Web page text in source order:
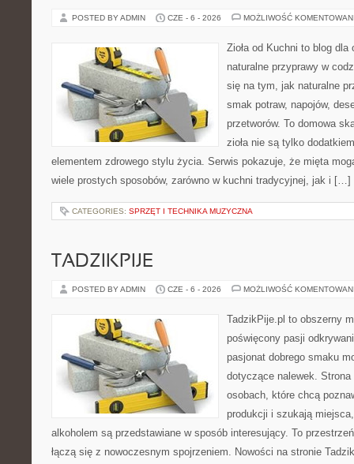
POSTED BY ADMIN CZE - 6 - 2026 MOŻLIWOŚĆ
Zioła od Kuchni to blog
naturalne przyprawy w
się na tym, jak naturalne
smak potraw, napojów,
przetworów. To domowa
zioła nie są tylko
elementem zdrowego stylu życia. Serwis pokazuje, że mięta
wiele prostych sposobów, zarówno w kuchni tradycyjnej, jak i […]
CATEGORIES: SPRZĘT I TECHNIKA MUZYCZNA
TADZIKPIJE
POSTED BY ADMIN CZE - 6 - 2026 MOŻLIWOŚĆ
TadzikPije.pl to obszerny
poświęcony pasji
pasjonat dobrego smaku
dotyczące nalewek.
osobach, które chcą
produkcji i szukają
alkoholem są przedstawiane w sposób interesujący. To
łączą się z nowoczesnym spojrzeniem. Nowości na stronie